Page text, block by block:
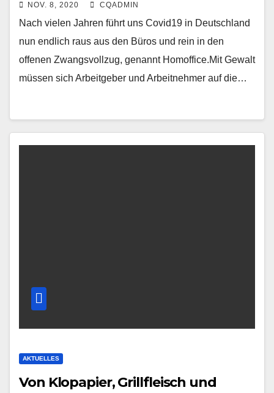
NOV. 8, 2020 CQADMIN
Nach vielen Jahren führt uns Covid19 in Deutschland
nun endlich raus aus den Büros und rein in den
offenen Zwangsvollzug, genannt Homoffice.Mit Gewalt
müssen sich Arbeitgeber und Arbeitnehmer auf die…
AKTUELLES
Von Klopapier, Grillfleisch und